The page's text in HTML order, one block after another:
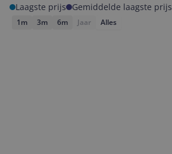
Laagste prijs
Gemiddelde laagste prijs
1m 3m 6m Jaar Alles